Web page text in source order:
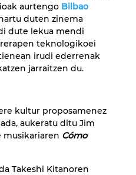
aurtengo Bilbao
duten zinema
dute lekua mendi
teknologikoei
irudi ederrenak
jarraitzen du.
kultur proposamenez
aukeratu ditu Jim
Cómo
Takeshi Kitanoren